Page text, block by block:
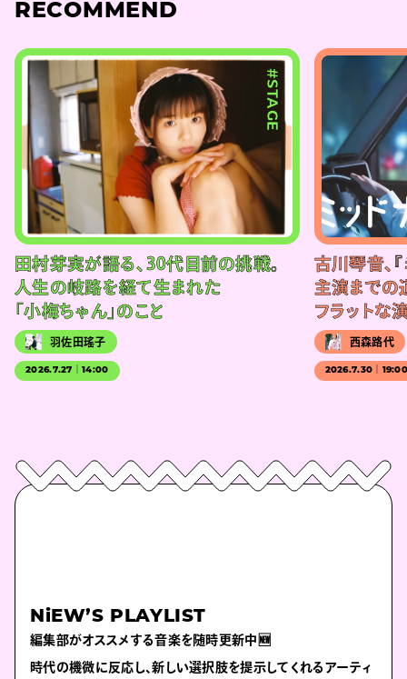
RECOMMEND
#STAGE
田村芽実が語る、30代目前の挑戦。
人生の岐路を経て生まれた
「小梅ちゃん」のこと
羽佐田瑤子
2026.7.27｜14:00
古川琴音、
主演までの
フラットな
西森路代
2026.7.30｜
NiEW’S PLAYLIST
編集部がオススメする音楽を随時更新中🆕
時代の機微に反応し、新しい選択肢を提示してくれるアーティ